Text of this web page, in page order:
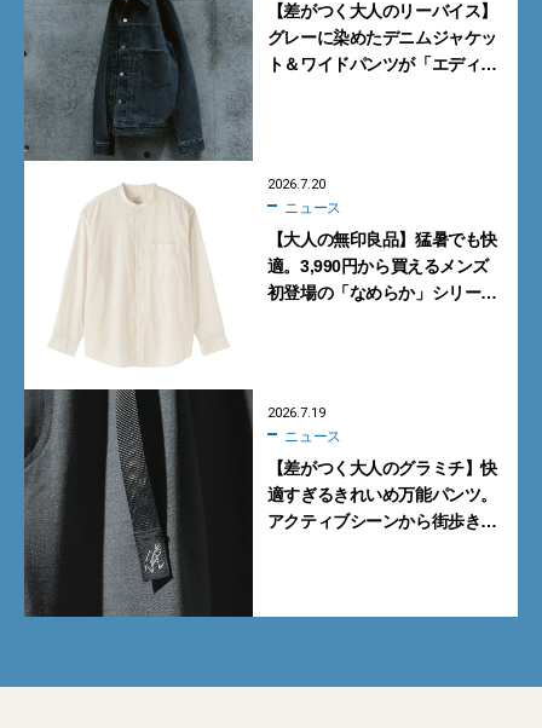
【差がつく大人のリーバイス】
グレーに染めたデニムジャケッ
ト＆ワイドパンツが「エディ
2026.7.20
ニュース
【大人の無印良品】猛暑でも快
適。3,990円から買えるメンズ
初登場の「なめらか」シリーズ
2026.7.19
ニュース
【差がつく大人のグラミチ】快
適すぎるきれいめ万能パンツ。
アクティブシーンから街歩きま